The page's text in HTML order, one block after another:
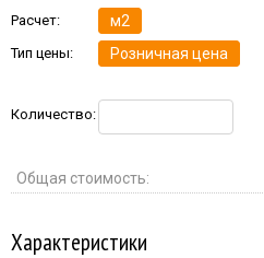
Расчет: м2
Тип цены: Розничная цена
Количество:
Общая стоимость:
Характеристики